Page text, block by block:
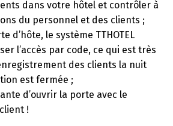
dans votre hôtel et contrôler à
du personnel et des clients ;
d’hôte, le système TTHOTEL
l’accès par code, ce qui est très
des clients la nuit
est fermée ;
d’ouvrir la porte avec le
!